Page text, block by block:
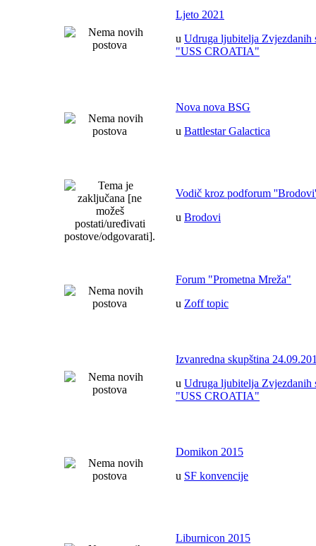
Ljeto 2021
u Udruga ljubitelja Zvjezdanih
"USS CROATIA"
Nova nova BSG
u Battlestar Galactica
Vodič kroz podforum
u Brodovi
Forum "Prometna Mreža"
u Zoff topic
Izvanredna skupština
u Udruga ljubitelja Zvjezdanih
"USS CROATIA"
Domikon 2015
u SF konvencije
Liburnicon 2015